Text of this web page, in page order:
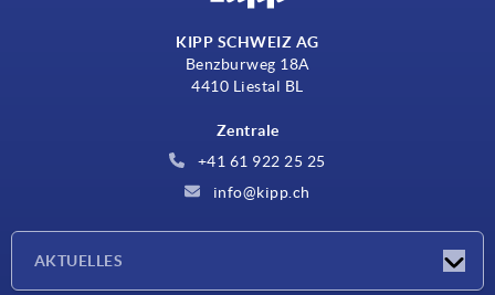
KIPP SCHWEIZ AG
Benzburweg 18A
4410 Liestal BL
Zentrale
+41 61 922 25 25
info@kipp.ch
AKTUELLES